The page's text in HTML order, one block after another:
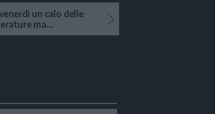
un calo delle
ma
i temporali